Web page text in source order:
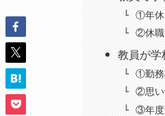
①年休
②休職
教員が学
①勤務
②思い
③年度